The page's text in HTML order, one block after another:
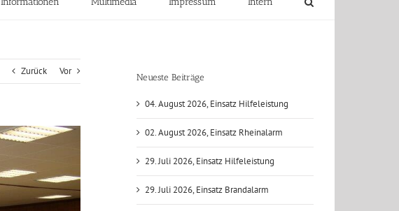
Zurück Vor
Neueste Beiträge
04. August 2026, Einsatz Hilfeleistung
02. August 2026, Einsatz Rheinalarm
29. Juli 2026, Einsatz Hilfeleistung
29. Juli 2026, Einsatz Brandalarm